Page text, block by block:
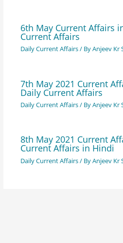
6th May Current Affairs
Current Affairs
Daily Current Affairs/ ByAnjeev Kr
7th May 2021 Current
Daily Current Affairs
Daily Current Affairs/ ByAnjeev Kr
8th May 2021 Current
Current Affairs in Hindi
Daily Current Affairs/ ByAnjeev Kr